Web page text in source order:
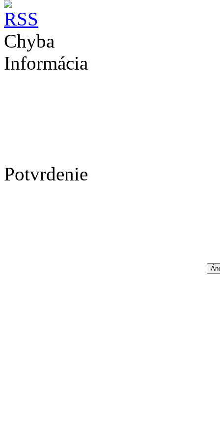
Chyba
Informácia
Potvrdenie